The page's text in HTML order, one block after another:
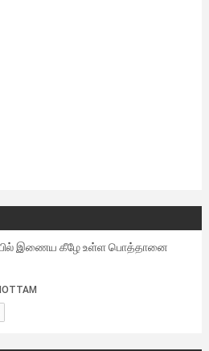
இணைய கீழே உள்ள பொத்தானை